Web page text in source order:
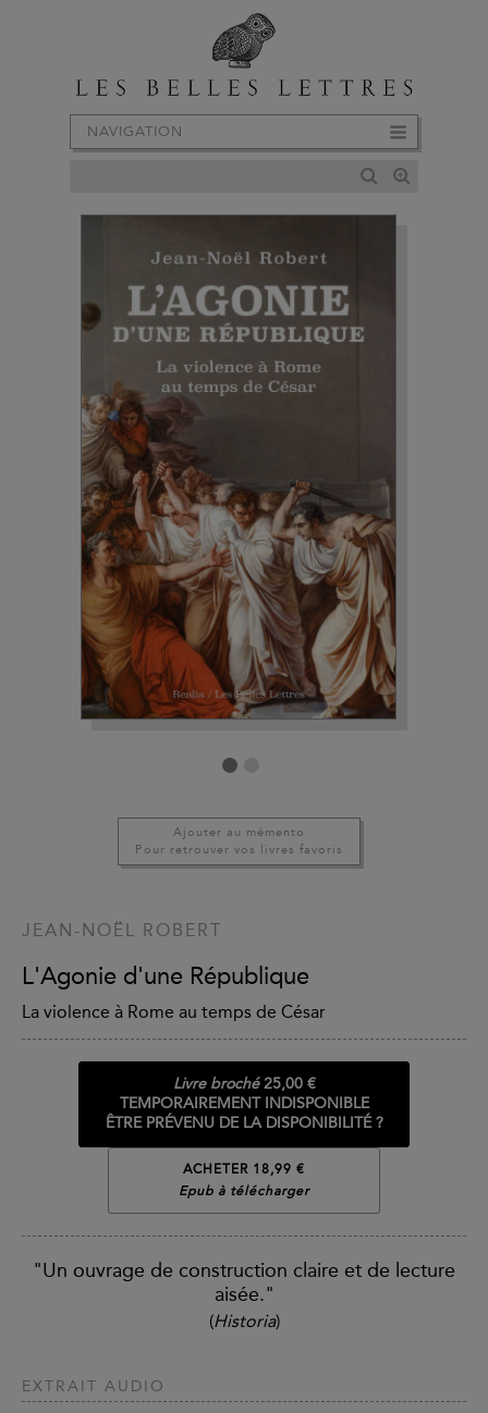
NAVIGATION
Ajouter au mémento
Pour retrouver vos livres favoris
JEAN-NOËL ROBERT
L'Agonie d'une République
La violence à Rome au temps de César
Livre broché 25,00 €
TEMPORAIREMENT INDISPONIBLE
ÊTRE PRÉVENU DE LA DISPONIBILITÉ ?
ACHETER 18,99 €
Epub à télécharger
"Un ouvrage de construction claire et de lecture
aisée."
(Historia)
EXTRAIT AUDIO